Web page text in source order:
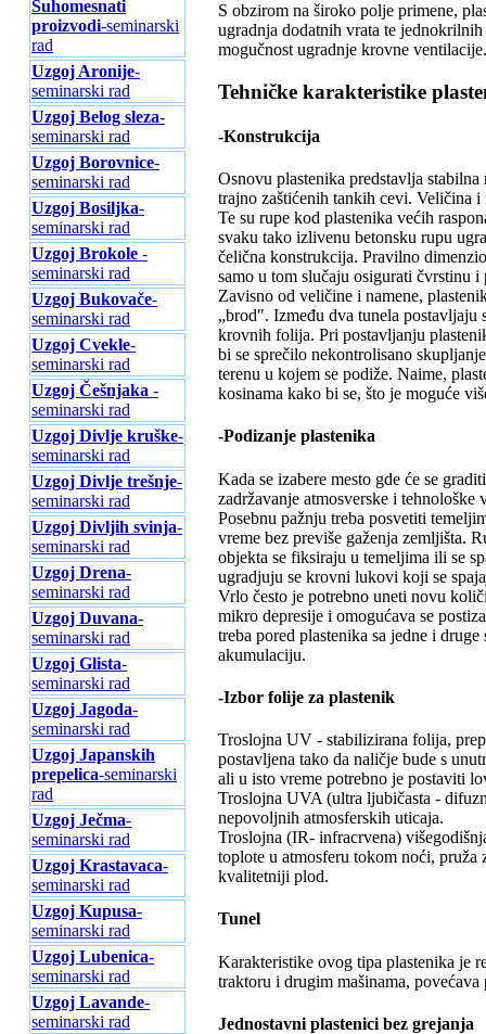
Suhomesnati
proizvodi-seminarski
rad
Uzgoj Aronije-
seminarski rad
Uzgoj Belog sleza-
seminarski rad
Uzgoj Borovnice-
seminarski rad
Uzgoj Bosiljka-
seminarski rad
Uzgoj Brokole -
seminarski rad
Uzgoj Bukovače-
seminarski rad
Uzgoj Cvekle-
seminarski rad
Uzgoj Češnjaka -
seminarski rad
Uzgoj Divlje kruške-
seminarski rad
Uzgoj Divlje trešnje-
seminarski rad
Uzgoj Divljih svinja-
seminarski rad
Uzgoj Drena-
seminarski rad
Uzgoj Duvana-
seminarski rad
Uzgoj Glista-
seminarski rad
Uzgoj Jagoda-
seminarski rad
Uzgoj Japanskih
prepelica-seminarski
rad
Uzgoj Ječma-
seminarski rad
Uzgoj Krastavaca-
seminarski rad
Uzgoj Kupusa-
seminarski rad
Uzgoj Lubenica-
seminarski rad
Uzgoj Lavande-
seminarski rad
S obzirom na široko polje primene,
ugradnja dodatnih vrata te
mogučnost ugradnje krovne ventilacije.
Tehničke karakteristike
-Konstrukcija
Osnovu plastenika predstavlja
trajno zaštićenih tankih cevi. Veličina
Te su rupe kod plastenika većih
svaku tako izlivenu betonsku rupu
čelična konstrukcija. Pravilno
samo u tom slučaju osigurati čvrstinu i
Zavisno od veličine i namene,
„brod". Između dva tunela
krovnih folija. Pri postavljanju
bi se sprečilo nekontrolisano
terenu u kojem se podiže. Naime,
kosinama kako bi se, što je moguće
-Podizanje plastenika
Kada se izabere mesto gde će se
zadržavanje atmosverske i
Posebnu pažnju treba posvetiti
vreme bez previše gaženja zemljišta.
objekta se fiksiraju u temeljima ili se
ugradjuju se krovni lukovi koji se
Vrlo često je potrebno uneti novu
mikro depresije i omogućava se
treba pored plastenika sa jedne i
akumulaciju.
-Izbor folije za plastenik
Troslojna UV - stabilizirana folija,
postavljena tako da naličje bude s
ali u isto vreme potrebno je postaviti
Troslojna UVA (ultra ljubičasta -
nepovoljnih atmosferskih uticaja.
Troslojna (IR- infracrvena)
toplote u atmosferu tokom noći,
kvalitetniji plod.
Tunel
Karakteristike ovog tipa plastenika je
traktoru i drugim mašinama,
Jednostavni plastenici bez grejanja